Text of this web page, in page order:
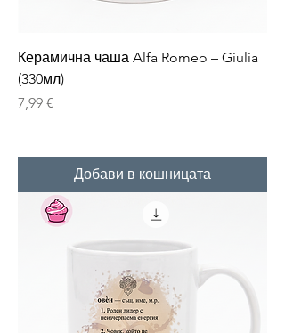
Керамична чаша Alfa Romeo – Giulia
(330мл)
Цена
7,99 €
Добави в кошницата